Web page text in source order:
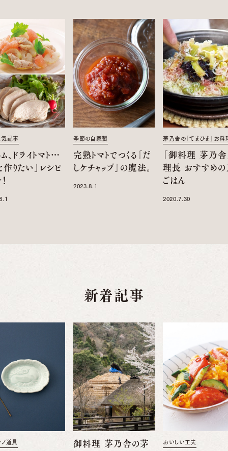
記事
、ドライトマト…
作りたい」レシピ
季節の自家製
完熟トマトでつくる「だ
しケチャップ」の魔法。
2023.8.1
茅乃舎の「てまひま」お料
「御料理 茅乃舎
理長 おすすめの
ごはん
2020.7.30
新着記事
道具
御料理 茅乃舎の茅
おいしい工夫